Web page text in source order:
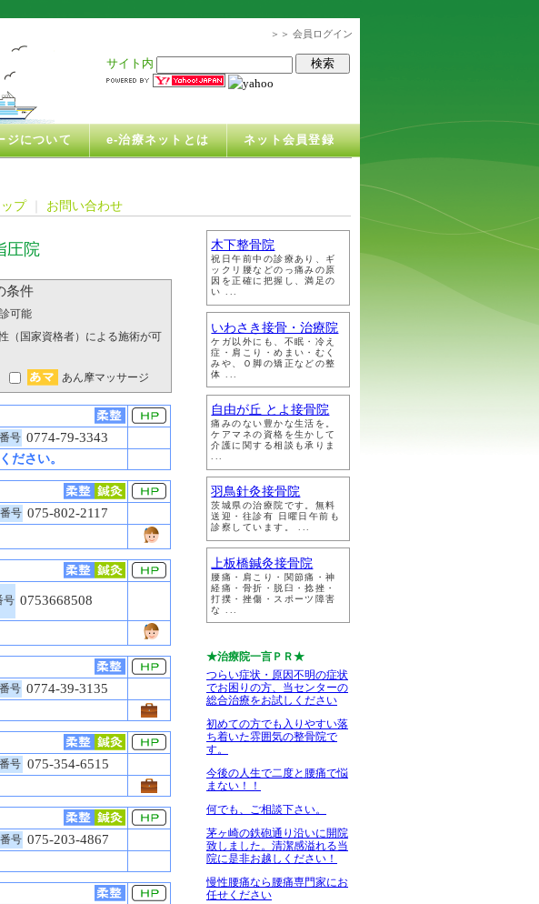
＞＞ 会員ログイン
サイト内
ジについて e-治療ネットとは ネット会員登録
プ｜ お問い合わせ
木下整骨院
祝日午前中の診療あり、ギ
ックリ腰などのっ痛みの原
因を正確に把握し、満足の
い ...
いわさき接骨・治療院
ケガ以外にも、不眠・冷え
症・肩こり・めまい・むく
みや、Ｏ脚の矯正などの整
体 ...
自由が丘 とよ接骨院
痛みのない豊かな生活を。
ケアマネの資格を生かして
介護に関する相談も承りま
羽鳥針灸接骨院
茨城県の治療院です。無料
送迎・往診有 日曜日午前も
診察しています。 ...
上板橋鍼灸接骨院
腰痛・肩こり・関節痛・神
経痛・骨折・脱臼・捻挫・
打撲・挫傷・スポーツ障害
な ...
★治療院一言ＰＲ★
つらい症状・原因不明の症状
でお困りの方、当センターの
総合治療をお試しください
初めての方でも入りやすい落
ち着いた雰囲気の整骨院で
す。
今後の人生で二度と腰痛で悩
まない！！
何でも、ご相談下さい。
茅ヶ崎の鉄砲通り沿いに開院
致しました。清潔感溢れる当
院に是非お越しください！
慢性腰痛なら腰痛専門家にお
任せください
圧院
条件
可能
（国家資格者）による施術が可
あん摩マッサージ
号 0774-79-3343
ださい。
号 075-802-2117
号 0753668508
号 0774-39-3135
号 075-354-6515
号 075-203-4867